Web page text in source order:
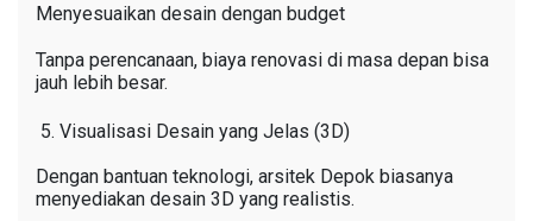
Menyesuaikan desain dengan budget
Tanpa perencanaan, biaya renovasi di masa depan bisa
jauh lebih besar.
Visualisasi Desain yang Jelas (3D)
Dengan bantuan teknologi, arsitek Depok biasanya
menyediakan desain 3D yang realistis.